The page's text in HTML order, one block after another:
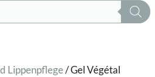
Lippenpflege/ Gel Végétal